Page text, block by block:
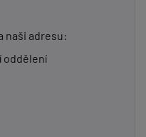
naši adresu:
oddělení